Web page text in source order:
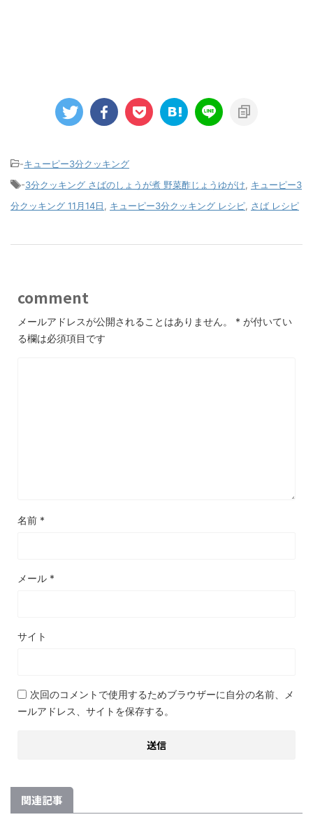
-キューピー3分クッキング
-3分クッキング さばのしょうが煮 野菜酢じょうゆがけ
キューピー3
分クッキング 11月14日
キューピー3分クッキング レシピ さば レシピ
comment
メールアドレスが公開されることはありません。 * が付いてい
る欄は必須項目です
名前 *
メール *
サイト
次回のコメントで使用するためブラウザーに自分の名前、メ
ールアドレス、サイトを保存する。
関連記事